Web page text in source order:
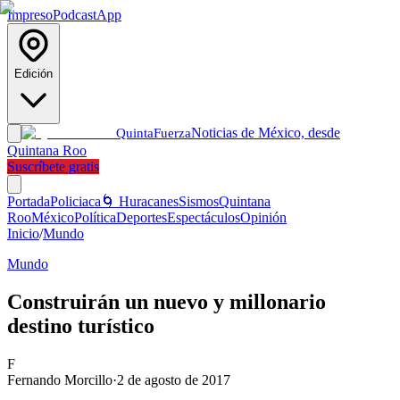
ImpresoPodcastApp
Edición
QuintaFuerzaNoticias de México, desde
Quintana Roo
Suscríbete gratis
PortadaPoliciaca 🌀 HuracanesSismosQuintana
RooMéxicoPolíticaDeportesEspectáculosOpinión
Inicio/Mundo
Mundo
Construirán un nuevo y millonario
destino turístico
F
Fernando Morcillo·2 de agosto de 2017